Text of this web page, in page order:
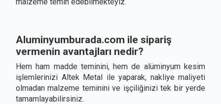
Aluminyumburada.com ile sipariş
vermenin avantajları nedir?
Hem ham madde teminini, hem de alüminyum kesim
işlemlerinizi Altek Metal ile yaparak, nakliye maliyeti
olmadan malzeme teminini ve işçiliğinizi tek bir yerde
tamamlayabilirsiniz.